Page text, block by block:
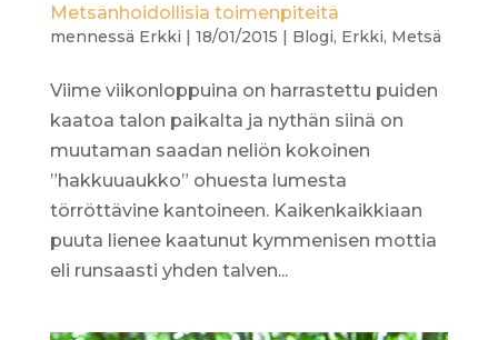
Metsänhoidollisia toimenpiteitä
mennessä Erkki | 18/01/2015 | Blogi, Erkki, Metsä
Viime viikonloppuina on harrastettu puiden
kaatoa talon paikalta ja nythän siinä on
muutaman saadan neliön kokoinen
”hakkuuaukko” ohuesta lumesta
törröttävine kantoineen. Kaikenkaikkiaan
puuta lienee kaatunut kymmenisen mottia
eli runsaasti yhden talven...